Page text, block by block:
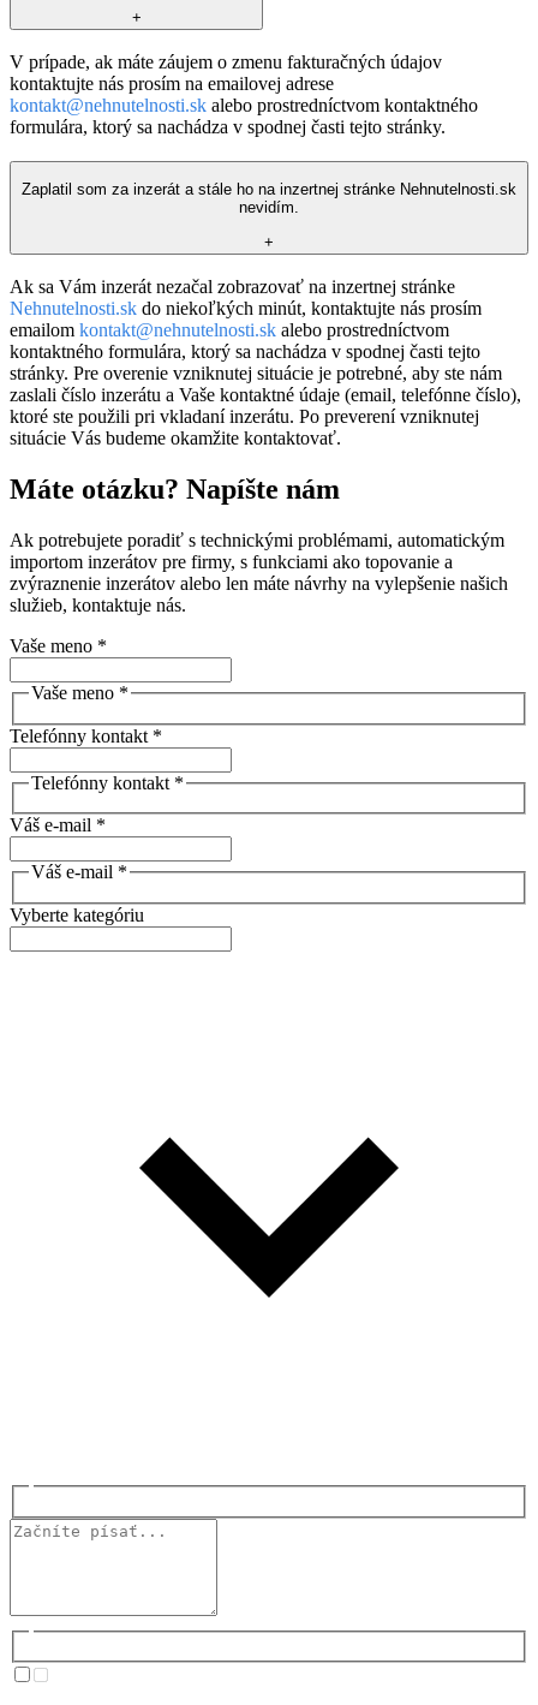
+
V prípade, ak máte záujem o zmenu fakturačných údajov
kontaktujte nás prosím na emailovej adrese
kontakt@nehnutelnosti.sk alebo prostredníctvom kontaktného
formulára, ktorý sa nachádza v spodnej časti tejto stránky.
Zaplatil som za inzerát a stále ho na inzertnej stránke Nehnutelnosti.sk
nevidím.
+
Ak sa Vám inzerát nezačal zobrazovať na inzertnej stránke
Nehnutelnosti.sk do niekoľkých minút, kontaktujte nás prosím
emailom kontakt@nehnutelnosti.sk alebo prostredníctvom
kontaktného formulára, ktorý sa nachádza v spodnej časti tejto
stránky. Pre overenie vzniknutej situácie je potrebné, aby ste nám
zaslali číslo inzerátu a Vaše kontaktné údaje (email, telefónne číslo),
ktoré ste použili pri vkladaní inzerátu. Po preverení vzniknutej
situácie Vás budeme okamžite kontaktovať.
Máte otázku? Napíšte nám
Ak potrebujete poradiť s technickými problémami, automatickým
importom inzerátov pre firmy, s funkciami ako topovanie a
zvýraznenie inzerátov alebo len máte návrhy na vylepšenie našich
služieb, kontaktuje nás.
Vaše meno *
Vaše meno *
Telefónny kontakt *
Telefónny kontakt *
Váš e-mail *
Váš e-mail *
Vyberte kategóriu